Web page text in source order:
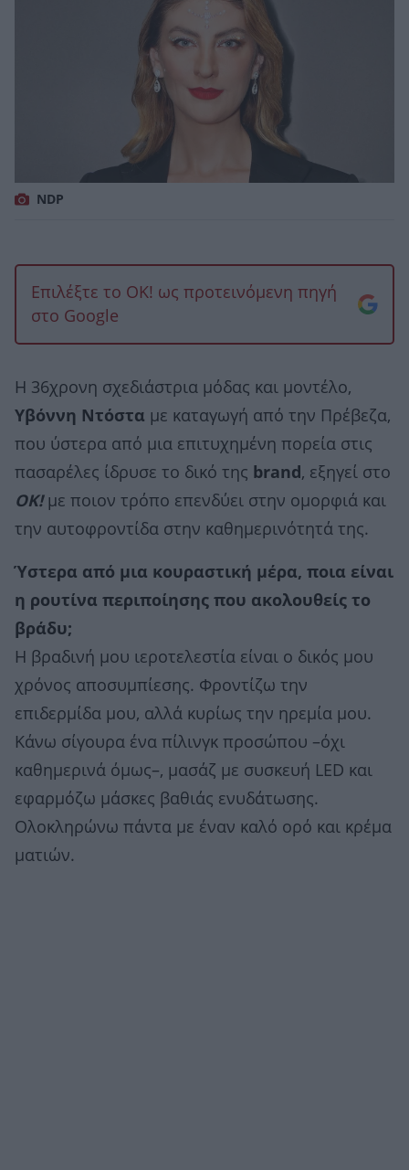
NDP
Επιλέξτε το OK! ως προτεινόμενη πηγή
στο Google
Η 36χρονη σχεδιάστρια μόδας και μοντέλο,
Υβόννη Ντόστα με καταγωγή από την Πρέβεζα,
που ύστερα από μια επιτυχημένη πορεία στις
πασαρέλες ίδρυσε το δικό της brand , εξηγεί στο
OK! με ποιον τρόπο επενδύει στην ομορφιά και
την αυτοφροντίδα στην καθημερινότητά της.
Ύστερα από μια κουραστική μέρα, ποια είναι
η ρουτίνα περιποίησης που ακολουθείς το
βράδυ;
Η βραδινή μου ιεροτελεστία είναι ο δικός μου
χρόνος αποσυμπίεσης. Φροντίζω την
επιδερμίδα μου, αλλά κυρίως την ηρεμία μου.
Κάνω σίγουρα ένα πίλινγκ προσώπου –όχι
καθημερινά όμως–, μασάζ με συσκευή LED και
εφαρμόζω μάσκες βαθιάς ενυδάτωσης.
Ολοκληρώνω πάντα με έναν καλό ορό και κρέμα
ματιών.